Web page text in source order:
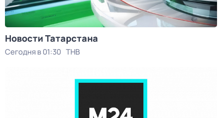
Новости Татарстана
Сегодня в 01:30 ТНВ